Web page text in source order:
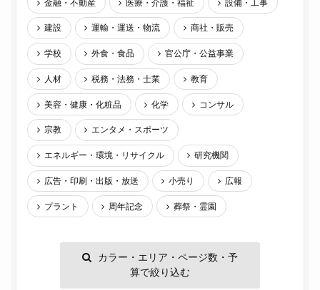
金融・不動産 医療・介護・福祉 設備・工事
建設 運輸・運送・物流 商社・販売
学校 外食・食品 官公庁・公益事業
人材 税務・法務・士業 教育
美容・健康・化粧品 化学 コンサル
宗教 エンタメ・スポーツ
エネルギー・環境・リサイクル 研究機関
広告・印刷・出版・放送 小売り 広報
プラント 周年記念 葬祭・霊園
カラー・エリア・ページ数・予
算で絞り込む